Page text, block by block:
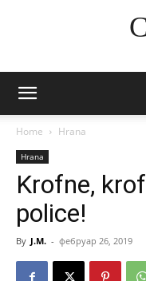
Home Hrana
Hrana
Krofne,
police!
By J.M. - фебруар 26, 2019